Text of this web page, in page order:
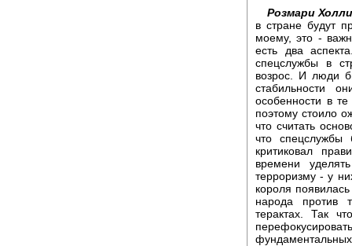
Розмари
в стране будут
моему, это -
есть два
спецслужбы в
возрос. И люди
стабильности
особенности в
поэтому стоило
что считать
что спецслужбы
критиковал
времени
терроризму - у
короля
народа против
терактах. Так